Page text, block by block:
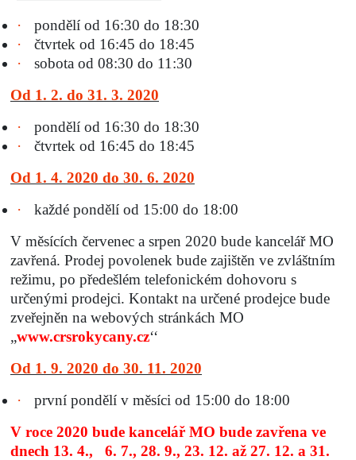
·
pondělí od 16:30 do 18:30
·
čtvrtek od 16:45 do 18:45
·
sobota od 08:30 do 11:30
Od 1. 2. do 31. 3. 2020
·
pondělí od 16:30 do 18:30
·
čtvrtek od 16:45 do 18:45
Od 1. 4. 2020 do 30. 6. 2020
·
každé pondělí od 15:00 do 18:00
V měsících červenec a srpen 2020 bude kancelář MO
zavřená. Prodej povolenek bude zajištěn ve zvláštním
režimu, po předešlém telefonickém dohovoru s
určenými prodejci. Kontakt na určené prodejce bude
zveřejněn na webových stránkách MO
„www.crsrokycany.cz‘‘
Od 1. 9. 2020 do 30. 11. 2020
·
první pondělí v měsíci od 15:00 do 18:00
V roce 2020 bude kancelář MO bude zavřena ve
dnech 13. 4., 6. 7., 28. 9., 23. 12. až 27. 12. a 31.